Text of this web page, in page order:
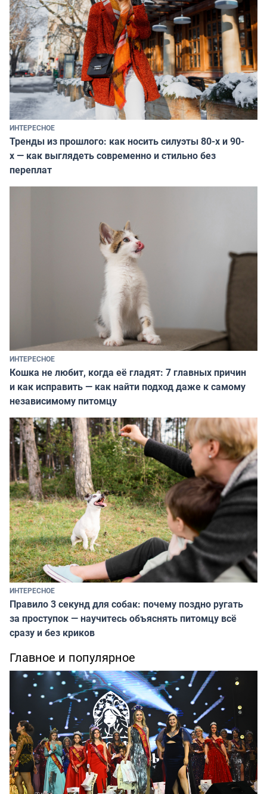
ИНТЕРЕСНОЕ
Тренды из прошлого: как носить силуэты 80-х и 90-
х — как выглядеть современно и стильно без
переплат
ИНТЕРЕСНОЕ
Кошка не любит, когда её гладят: 7 главных причин
и как исправить — как найти подход даже к самому
независимому питомцу
ИНТЕРЕСНОЕ
Правило 3 секунд для собак: почему поздно ругать
за проступок — научитесь объяснять питомцу всё
сразу и без криков
Главное и популярное